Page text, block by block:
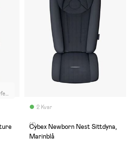
2 Kvar
(1)
Cybex Newborn Nest Sittdyna,
Marinblå